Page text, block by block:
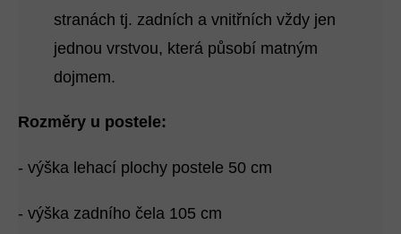
stranách tj. zadních a vnitřních vždy jen
jednou vrstvou, která působí matným
dojmem.
Rozměry u postele:
- výška lehací plochy postele 50 cm
- výška zadního čela 105 cm